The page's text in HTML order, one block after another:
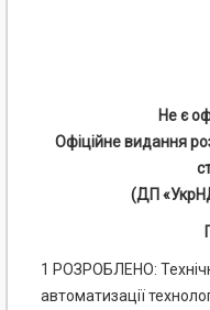
Не є
Офіційне видання
(ДП
1 РОЗРОБЛЕНО:
автоматизації